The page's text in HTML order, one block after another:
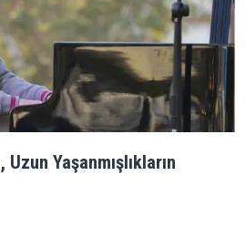
Yaşanmışlıkların